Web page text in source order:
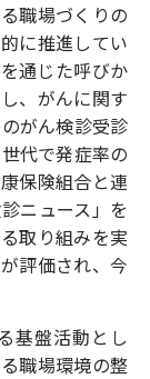
職場づくりの
に推進してい
通じた呼びか
、がんに関す
がん検診受診
代で発症率の
保険組合と連
ニュース」を
取り組みを実
評価され、今
基盤活動とし
職場環境の整